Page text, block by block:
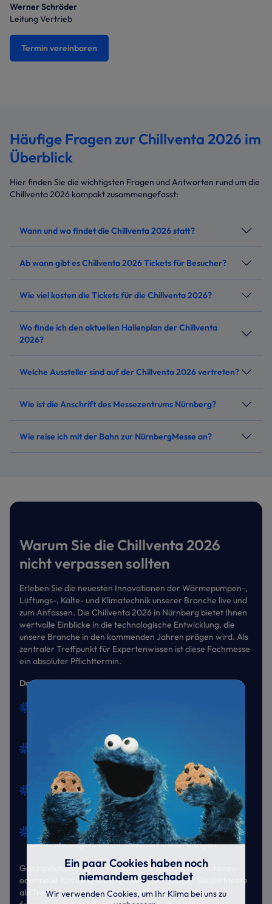
Werner Schröder
Leitung Vertrieb
Termin vereinbaren
Häufige Fragen zur Chillventa 2026 im
Überblick
Hier finden Sie die wichtigsten Fragen und Antworten rund um die
Chillventa 2026 kompakt zusammengefasst:
Wann und wo findet die Chillventa 2026 statt?
Ab wann gibt es Chillventa 2026 Tickets für Besucher?
Wie viel kosten die Tickets für die Chillventa 2026?
Wo finde ich den aktuellen Hallenplan der Chillventa
2026?
Welche Aussteller sind auf der Chillventa 2026 vertreten?
Wie ist die Anschrift des Messezentrums Nürnberg?
Wie reise ich mit der Bahn zur NürnbergMesse an?
Warum Sie die Chillventa 2026
nicht verpassen sollten
Erleben Sie die neuesten Innovationen der Wärmepumpen-,
Lüftungs-, Kälte- und Klimatechnik unserer Branche live und
zum Anfassen. Die Chillventa 2026 in Nürnberg bietet Ihnen
wertvolle Einblicke in die technologische Entwicklung, die
unsere Branche in den kommenden Jahren prägen wird. Als
zentraler Treffpunkt für Expertenwissen ist diese Fachmesse
ein absoluter Pflichttermin.
Das bietet Ihnen die Chillventa 2026:
MSR-Technik und Isoliertechnik.
Wissen vertiefen: Profitieren Sie von praxisnahen
Fachvorträgen und dem direkten Austausch mit
Branchenkollegen und Verbänden.
Gezieltes B2B-Networking: Knüpfen Sie wertvolle
Kontakte und nutzen Sie die Gelegenheit zum Austausch
mit Experten und Fachleuten aus aller Welt.
Wertvolle Impulse: Entdecken Sie neue Technologien und
Dienstleistungen, die Ihr Geschäft weiterbringen.
Ganz gleich, ob Sie Trends und Entwicklungen diskutieren
oder neue Kontakte knüpfen möchten: Nutzen Sie die Messe
als Treffpunkt, um die Zukunft aktiv mitzugestalten. Wir
Ein paar Cookies haben noch
niemandem geschadet
Wir verwenden Cookies, um Ihr Klima bei uns zu